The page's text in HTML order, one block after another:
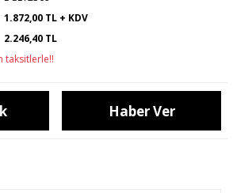
1.872,00 TL + KDV
2.246,40 TL
taksitlerle!!
Haber Ver